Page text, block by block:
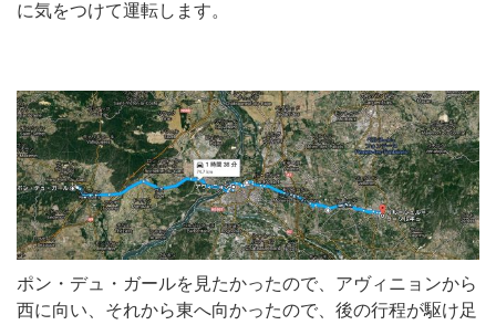
に気をつけて運転します。
ポン・デュ・ガールを見たかったので、アヴィニョンから
西に向い、それから東へ向かったので、後の行程が駆け足